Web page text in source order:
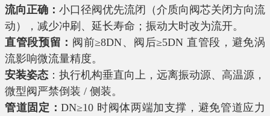
流向正确： 小口径阀优先流闭（介质向阀芯关闭方向流
动），减少冲刷、延长寿命；振动大时改为流开。
直管段预留： 阀前≥8DN、阀后≥5DN 直管段，避免涡
流影响微流量精度。
安装姿态 ：执行机构垂直向上，远离振动源、高温源，
微型阀严禁倒装 / 侧装。
管道固定：DN≥10 时阀体两端加支撑，避免管道应力